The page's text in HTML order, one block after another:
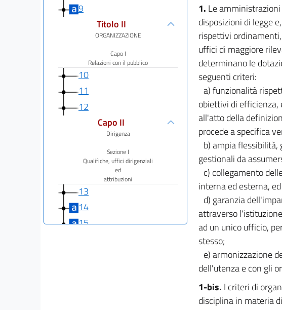
9
Titolo II
ORGANIZZAZIONE
Capo I
Relazioni con il pubblico
10
11
12
Capo II
Dirigenza
Sezione I
Qualifiche, uffici dirigenziali
ed
attribuzioni
13
14
15
1. Le
disposizioni di legge
rispettivi
uffici di maggiore
determinano le
seguenti criteri:
a) funzionalità
obiettivi di efficienza,
all'atto della
procede a specifica
b) ampia
gestionali da
c) collegamento
interna ed esterna,
d) garanzia
attraverso
ad un unico ufficio,
stesso;
e) armonizzazione
dell'utenza e con gli
1-bis. I criteri di
disciplina in materia